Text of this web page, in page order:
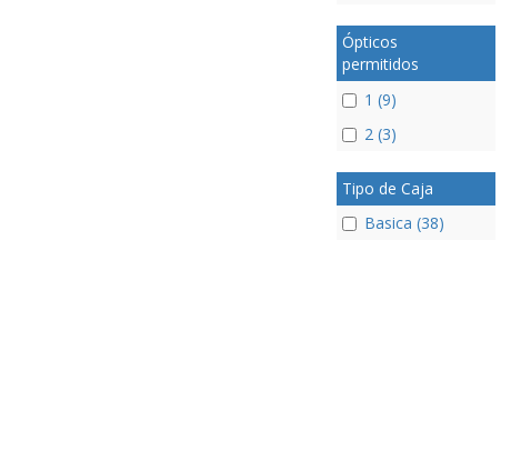
Ópticos
permitidos
1 (9)
2 (3)
Tipo de Caja
Basica (38)